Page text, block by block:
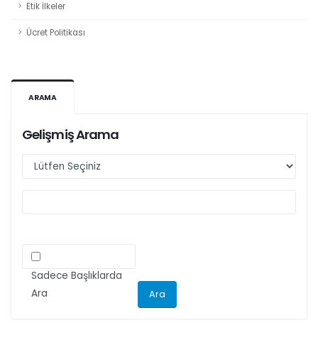
Etik İlkeler
Ücret Politikası
ARAMA
Gelişmiş Arama
Sadece Başlıklarda
Ara